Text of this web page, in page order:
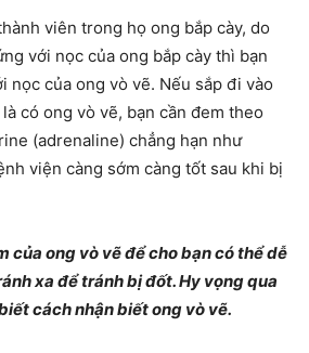
viên trong họ ong bắp cày, do
với nọc của ong bắp cày thì bạn
nọc của ong vò vẽ. Nếu sắp đi vào
có ong vò vẽ, bạn cần đem theo
(adrenaline) chẳng hạn như
viện càng sớm càng tốt sau khi bị
của ong vò vẽ để cho bạn có thể dễ
xa để tránh bị đốt. Hy vọng qua
cách nhận biết ong vò vẽ.